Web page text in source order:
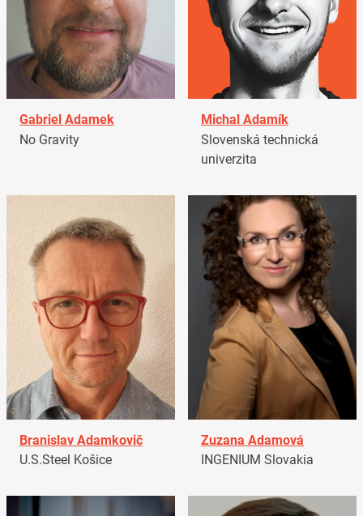
Gabriel Adamek
No Gravity
Michal Adamík
Slovenská technická
univerzita
Branislav Adamkovič
U.S.Steel Košice
Zuzana Adamová
INGENIUM Slovakia